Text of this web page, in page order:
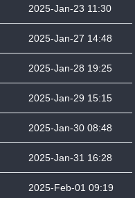
2025-Jan-23 11:30
2025-Jan-27 14:48
2025-Jan-28 19:25
2025-Jan-29 15:15
2025-Jan-30 08:48
2025-Jan-31 16:28
2025-Feb-01 09:19